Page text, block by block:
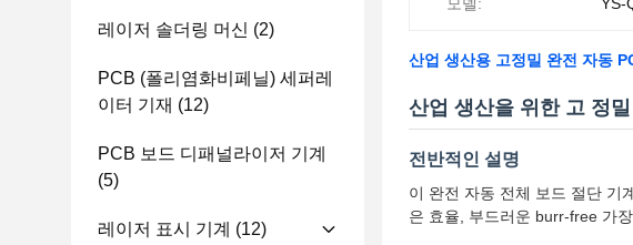
레이저 솔더링 머신 (2)
PCB (폴리염화비페닐) 세퍼레
이터 기재 (12)
PCB 보드 디패널라이저 기계
(5)
레이저 표시 기계 (12)
산업 생산용 고정밀 완전 자동
산업 생산을 위한 고 정
전반적인 설명
이 완전 자동 전체 보드 절단 기
은 효율, 부드러운 burr-free 가